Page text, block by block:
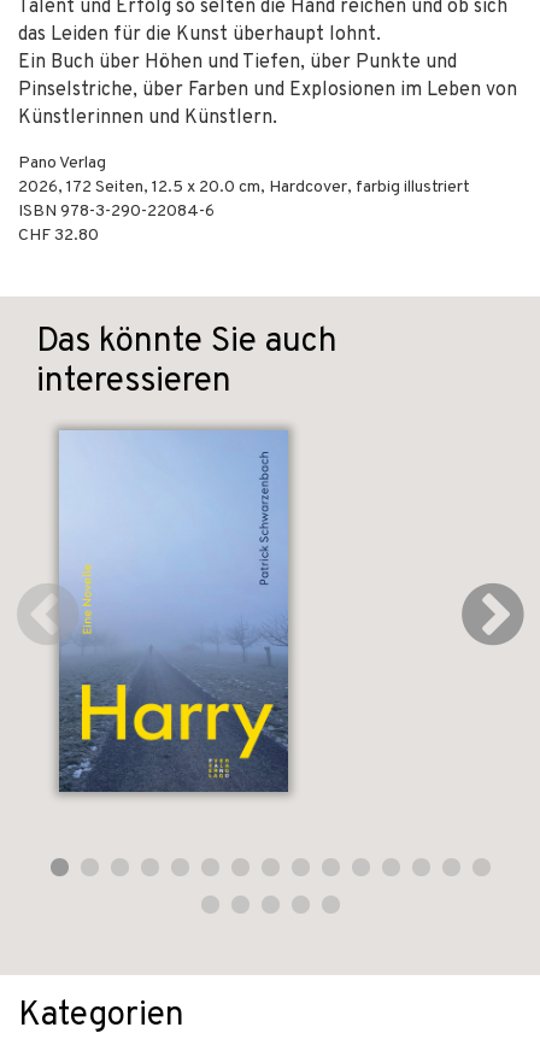
Talent und Erfolg so selten die Hand reichen und ob sich
das Leiden für die Kunst überhaupt lohnt.
Ein Buch über Höhen und Tiefen, über Punkte und
Pinselstriche, über Farben und Explosionen im Leben von
Künstlerinnen und Künstlern.
Pano Verlag
2026, 172 Seiten, 12.5 x 20.0 cm, Hardcover, farbig illustriert
ISBN 978-3-290-22084-6
CHF 32.80
Das könnte Sie auch
interessieren
Kategorien